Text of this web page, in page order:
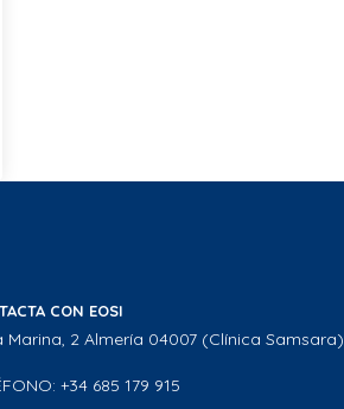
CON EOSI
Marina, 2 Almería 04007 (Clínica Samsara)
+34 685 179 915